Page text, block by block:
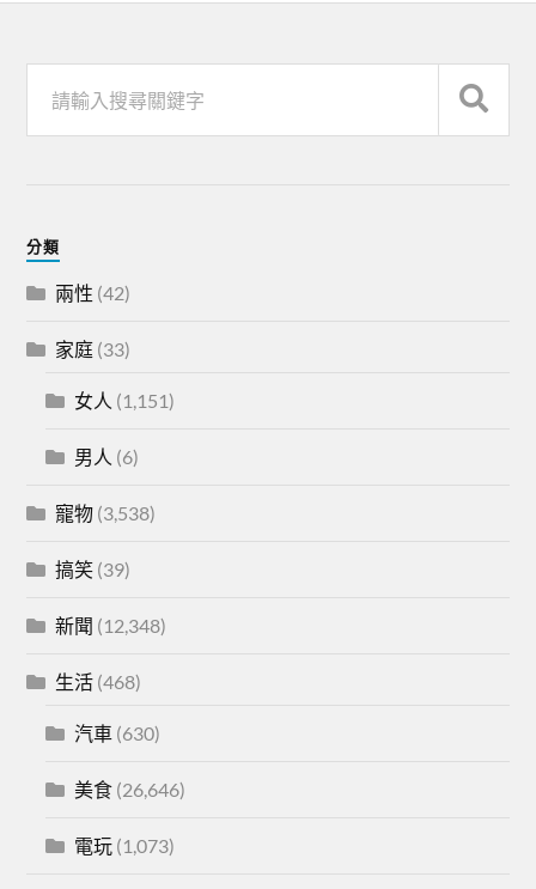
分類
兩性 (42)
家庭 (33)
女人 (1,151)
男人 (6)
寵物 (3,538)
搞笑 (39)
新聞 (12,348)
生活 (468)
汽車 (630)
美食 (26,646)
電玩 (1,073)